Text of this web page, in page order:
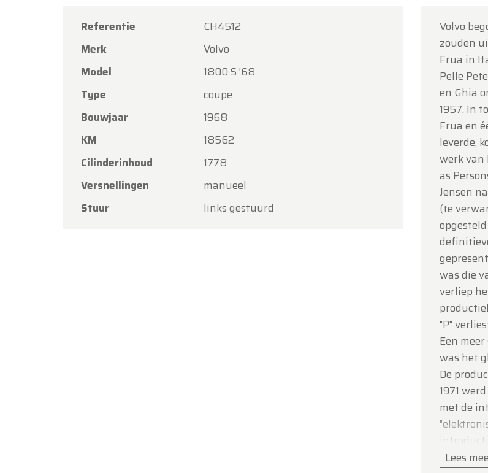
Referentie
CH4512
Merk
Volvo
Model
1800 S '68
Type
coupe
Bouwjaar
1968
KM
18562
Cilinderinhoud
1778
Versnellingen
manueel
Stuur
links gestuurd
Volvo
zouden
Frua in
Pelle
en Ghia
1957. In
Frua en
leverde,
werk van
as
Jensen
(te
was die
verliep
"P"
Een
was het
De
1971
met de
en
Lees
Beste klanten,
gesloten zijn op zaterdag 15
gewoon geopend van
volgens de normale
Maandag 17 augustus
enkel open op
Bedankt voor uw begrip en graag tot binnenkort!